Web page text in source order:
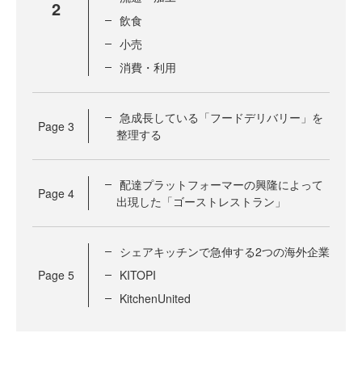
2
飲食
小売
消費・利用
Page 3
急成長している「フードデリバリー」を
整理する
Page 4
配達プラットフォーマーの興隆によって
出現した「ゴーストレストラン」
Page 5
シェアキッチンで急伸する2つの海外企業
KITOPI
KitchenUnited